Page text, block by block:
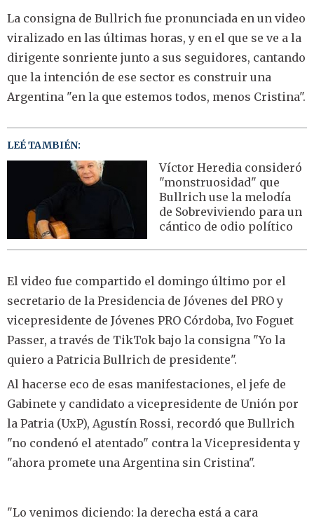
La consigna de Bullrich fue pronunciada en un video
viralizado en las últimas horas, y en el que se ve a la
dirigente sonriente junto a sus seguidores, cantando
que la intención de ese sector es construir una
Argentina "en la que estemos todos, menos Cristina".
LEÉ TAMBIÉN:
Víctor Heredia consideró
"monstruosidad" que
Bullrich use la melodía
de Sobreviviendo para un
cántico de odio político
El video fue compartido el domingo último por el
secretario de la Presidencia de Jóvenes del PRO y
vicepresidente de Jóvenes PRO Córdoba, Ivo Foguet
Passer, a través de TikTok bajo la consigna "Yo la
quiero a Patricia Bullrich de presidente".
Al hacerse eco de esas manifestaciones, el jefe de
Gabinete y candidato a vicepresidente de Unión por
la Patria (UxP), Agustín Rossi, recordó que Bullrich
"no condenó el atentado" contra la Vicepresidenta y
"ahora promete una Argentina sin Cristina".
"Lo venimos diciendo: la derecha está a cara